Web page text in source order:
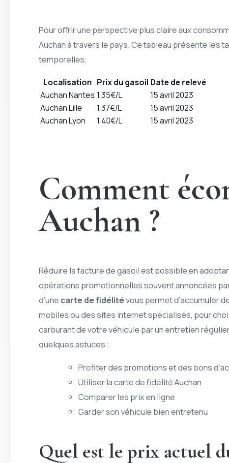
Pour offrir une perspective plus claire aux
Auchan à travers le pays. Ce tableau présente les
temporelles.
Localisation Prix du gasoil Date de relevé
Auchan Nantes 1,35€/L
15 avril 2023
Auchan Lille
1,37€/L
15 avril 2023
Auchan Lyon
1,40€/L 15 avril 2023
Comment
Auchan ?
Réduire la facture de gasoil est possible en
opérations promotionnelles souvent annoncées
d’une carte de fidélitévous permet d’accumuler
mobiles ou des sites internet spécialisés, pour
carburant de votre véhicule par un entretien
quelques astuces :
Profiter des promotions et des bons
Utiliser la carte de fidélité Auchan
Comparer les prix en ligne
Garder son véhicule bien entretenu
Quel est le prix actuel